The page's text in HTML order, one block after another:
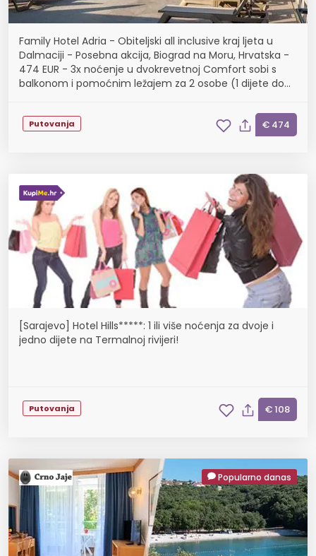
Family Hotel Adria - Obiteljski all inclusive kraj ljeta u
Dalmaciji - Posebna akcija, Biograd na Moru, Hrvatska -
474 EUR - 3x noćenje u dvokrevetnoj Comfort sobi s
balkonom i pomoćnim ležajem za 2 osobe (1 dijete do
Putovanja € 474
[Sarajevo] Hotel Hills*****: 1 ili više noćenja za dvoje i
jedno dijete na Termalnoj rivijeri!
Putovanja € 108
Popularno danas